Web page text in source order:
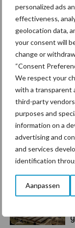
personalized ads
effectiveness,
geolocation data,
your consent will
change or
“Consent
We respect your
with a transparent
third-party
purposes and
information on a
advertising and
and services
identification
Aanpassen
Primaire
Sidebar
Recent
6 aug
6 aug